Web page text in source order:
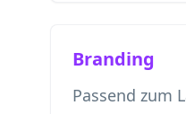
Branding
Passend zum